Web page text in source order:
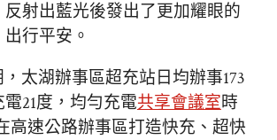
射出藍光後發出了更加耀眼的
行平安。
太湖辦事區超充站日均辦事173
21度，均勻充電共享會議室時
高速公路辦事區打造快充、超快